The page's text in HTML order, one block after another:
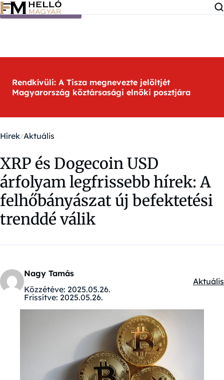
Ugrás a tartalomra
Rendkívüli: A Tisza megnevezte jelöltjét
Magyarország köztársasági elnöki posztjára
Hírek Aktuális
XRP és Dogecoin USD
árfolyam legfrissebb hírek: A
felhőbányászat új befektetési
trenddé válik
Nagy Tamás
Közzétéve: 2025.05.26.
Frissítve: 2025.05.26.
Aktuális